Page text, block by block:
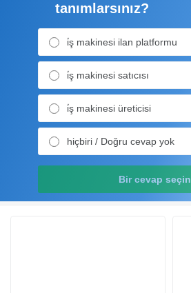
tanımlarsınız?
i̇ş makinesi ilan platformu
i̇ş makinesi satıcısı
i̇ş makinesi üreticisi
hiçbiri / Doğru cevap yok
Bir cevap seçin